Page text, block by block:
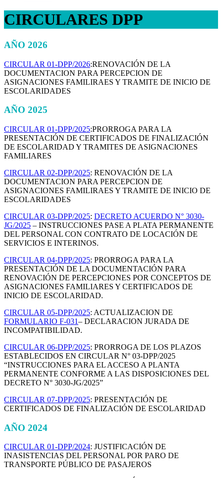
CIRCULARES DPP
AÑO 2026
CIRCULAR 01-DPP/2026:RENOVACIÓN DE LA
DOCUMENTACION PARA PERCEPCION DE
ASIGNACIONES FAMILIRAES Y TRAMITE DE INICIO DE
ESCOLARIDADES
AÑO 2025
CIRCULAR 01-DPP/2025:PRORROGA PARA LA
PRESENTACIÓN DE CERTIFICADOS DE FINALIZACIÓN
DE ESCOLARIDAD Y TRAMITES DE ASIGNACIONES
FAMILIARES
CIRCULAR 02-DPP/2025: RENOVACIÓN DE LA
DOCUMENTACION PARA PERCEPCION DE
ASIGNACIONES FAMILIRAES Y TRAMITE DE INICIO DE
ESCOLARIDADES
CIRCULAR 03-DPP/2025: DECRETO ACUERDO N° 3030-
JG/2025 – INSTRUCCIONES PASE A PLATA PERMANENTE
DEL PERSONAL CON CONTRATO DE LOCACIÓN DE
SERVICIOS E INTERINOS.
CIRCULAR 04-DPP/2025: PRORROGA PARA LA
PRESENTACIÓN DE LA DOCUMENTACIÓN PARA
RENOVACIÓN DE PERCEPCIONES POR CONCEPTOS DE
ASIGNACIONES FAMILIARES Y CERTIFICADOS DE
INICIO DE ESCOLARIDAD.
CIRCULAR 05-DPP/2025: ACTUALIZACION DE
FORMULARIO F-031– DECLARACION JURADA DE
INCOMPATIBILIDAD.
CIRCULAR 06-DPP/2025: PRORROGA DE LOS PLAZOS
ESTABLECIDOS EN CIRCULAR N° 03-DPP/2025
“INSTRUCCIONES PARA EL ACCESO A PLANTA
PERMANENTE CONFORME A LAS DISPOSICIONES DEL
DECRETO N° 3030-JG/2025”
CIRCULAR 07-DPP/2025: PRESENTACIÓN DE
CERTIFICADOS DE FINALIZACIÓN DE ESCOLARIDAD
AÑO 2024
CIRCULAR 01-DPP/2024: JUSTIFICACIÓN DE
INASISTENCIAS DEL PERSONAL POR PARO DE
TRANSPORTE PÚBLICO DE PASAJEROS